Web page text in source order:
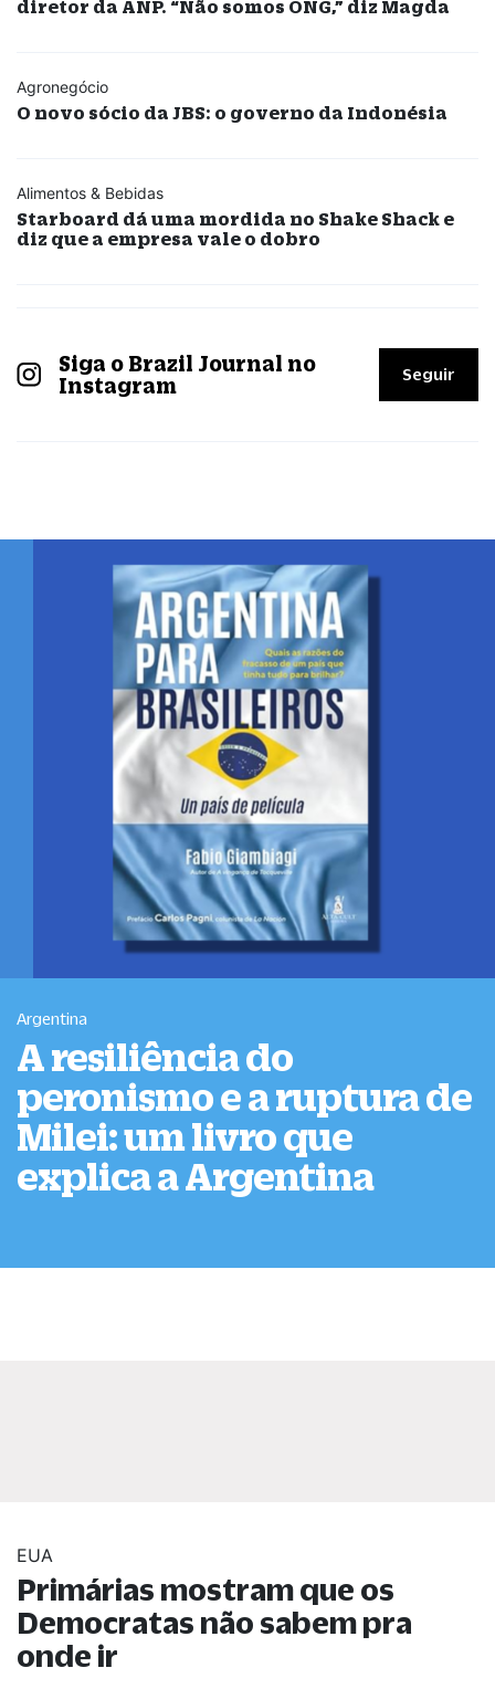
diretor da ANP. “Não somos ONG,” diz Magda
Agronegócio
O novo sócio da JBS: o governo da Indonésia
Alimentos & Bebidas
Starboard dá uma mordida no Shake Shack e
diz que a empresa vale o dobro
Siga o Brazil Journal no
Instagram
Seguir
Argentina
A resiliência do
peronismo e a ruptura de
Milei: um livro que
explica a Argentina
EUA
Primárias mostram que os
Democratas não sabem pra
onde ir